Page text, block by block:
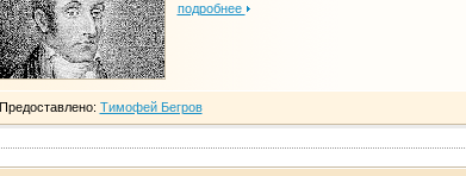
подробнее
Предоставлено: Тимофей Бегров